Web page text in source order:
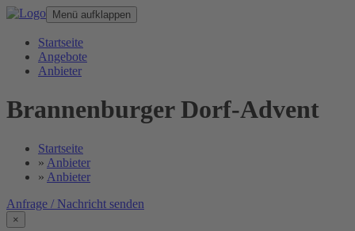
Menü aufklappen
Startseite
Angebote
Anbieter
Brannenburger Dorf-Advent
Startseite
» Anbieter
» Anbieter
Anfrage / Nachricht senden
×